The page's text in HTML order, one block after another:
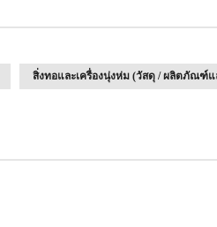
สิ่งทอและเครื่องนุ่งห่ม (วัสดุ / ผลิตภัณฑ์แ